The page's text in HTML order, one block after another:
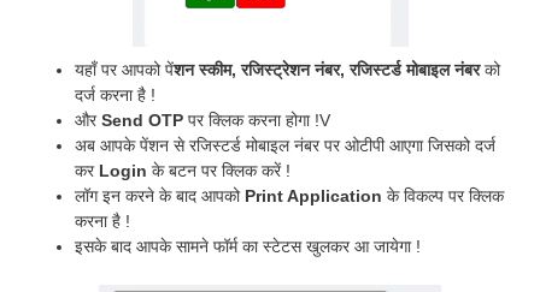
यहाँ पर आपको पेंशन स्कीम, रजिस्ट्रेशन नंबर, रजिस्टर्ड मोबाइल नंबरको
दर्ज करना है !
औरSend OTP पर क्लिक करना होगा !V
अब आपके पेंशन से रजिस्टर्ड मोबाइल नंबर पर ओटीपी आएगा जिसको दर्ज
करLogin के बटन पर क्लिक करें !
लॉग इन करने के बाद आपको Print Application के विकल्प पर क्लिक
करना है !
इसके बाद आपके सामने फॉर्म का स्टेटस खुलकर आ जायेगा !